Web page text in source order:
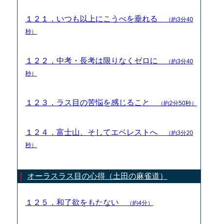
１２１．いつも以上にこうべを垂れる
（約3分40
秒）
１２２．中考・長考は限りなくゼロに
（約3分40
秒）
１２３．ラス目の苦悩を感じること （約2分50秒）
１２４．富士山、そしてエベレストへ
（約3分20
秒）
オーラスラス目の心得（土田の麻雀道）
１２５．和了欲をもたない （約4分）